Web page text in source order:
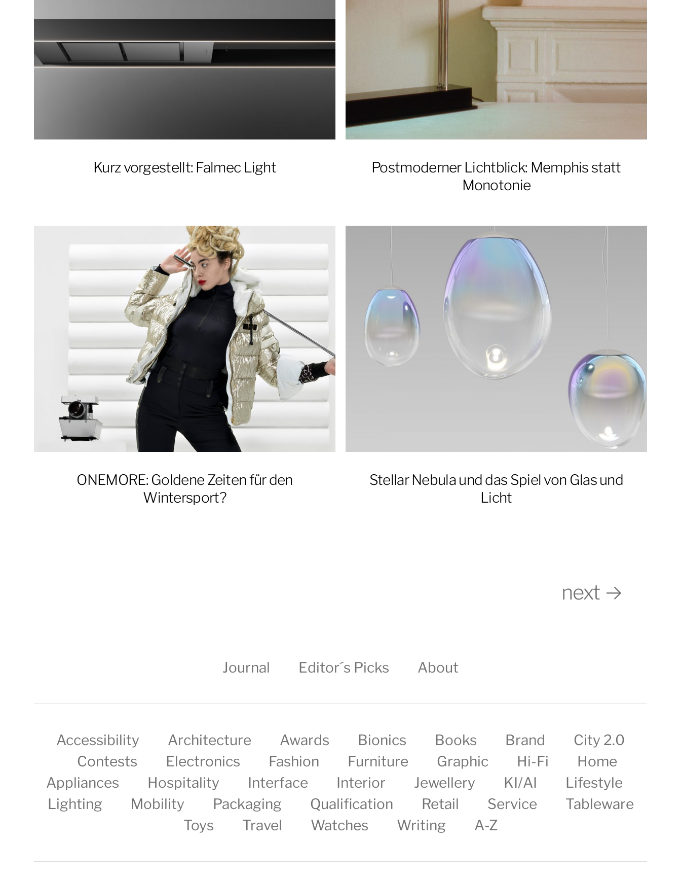
Kurz vorgestellt: Falmec Light
Postmoderner Lichtblick: Memphis statt
Monotonie
ONEMORE: Goldene Zeiten für den
Wintersport?
Stellar Nebula und das Spiel von Glas und
Licht
next →
Journal Editor´s Picks About
Accessibility Architecture Awards Bionics Books Brand
City 2.0
Contests
Electronics Fashion Furniture Graphic Hi-Fi
Home
Appliances
Hospitality Interface Interior Jewellery KI/AI
Lifestyle
Lighting
Mobility Packaging Qualification Retail Service
Tableware
Toys
Travel Watches Writing A-Z